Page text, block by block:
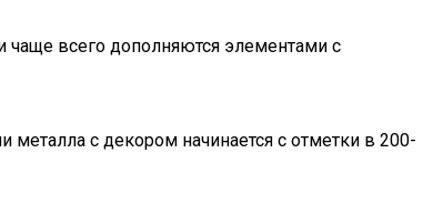
всего дополняются элементами с
металла с декором начинается с отметки в 200-